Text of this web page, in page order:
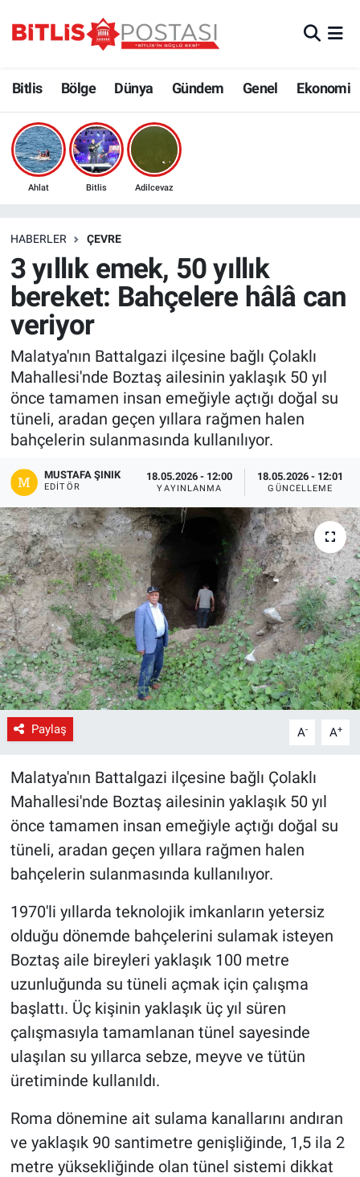
Bitlis Bölge Dünya Gündem Genel Ekonomi
Ahlat Bitlis Adilcevaz
HABERLER ÇEVRE
3 yıllık emek, 50 yıllık
bereket: Bahçelere hâlâ can
veriyor
Malatya'nın Battalgazi ilçesine bağlı Çolaklı
Mahallesi'nde Boztaş ailesinin yaklaşık 50 yıl
önce tamamen insan emeğiyle açtığı doğal su
tüneli, aradan geçen yıllara rağmen halen
bahçelerin sulanmasında kullanılıyor.
MUSTAFA ŞINIK
EDITÖR
18.05.2026 - 12:00
YAYINLANMA
18.05.2026 - 12:01
GÜNCELLEME
Paylaş A- A+
Malatya'nın Battalgazi ilçesine bağlı Çolaklı
Mahallesi'nde Boztaş ailesinin yaklaşık 50 yıl
önce tamamen insan emeğiyle açtığı doğal su
tüneli, aradan geçen yıllara rağmen halen
bahçelerin sulanmasında kullanılıyor.
1970'li yıllarda teknolojik imkanların yetersiz
olduğu dönemde bahçelerini sulamak isteyen
Boztaş aile bireyleri yaklaşık 100 metre
uzunluğunda su tüneli açmak için çalışma
başlattı. Üç kişinin yaklaşık üç yıl süren
çalışmasıyla tamamlanan tünel sayesinde
ulaşılan su yıllarca sebze, meyve ve tütün
üretiminde kullanıldı.
Roma dönemine ait sulama kanallarını andıran
ve yaklaşık 90 santimetre genişliğinde, 1,5 ila 2
metre yüksekliğinde olan tünel sistemi dikkat
Bölge
Çevre
Eğitim
Ekonomi
Genel
Gündem
Kültür-Sanat
Magazin
Politika
Resmi İlanlar
Sağlık
Siyaset
Spor
Yerel
Bitlis Trafik Yoğunluk Haritası
Süper Lig Puan Durumu ve Fikstür
Son Dakika Haberleri
Haber Arşivi